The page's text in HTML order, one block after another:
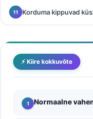
Korduma kippuvad
⚡ Kiire kokkuvõte
Normaalne